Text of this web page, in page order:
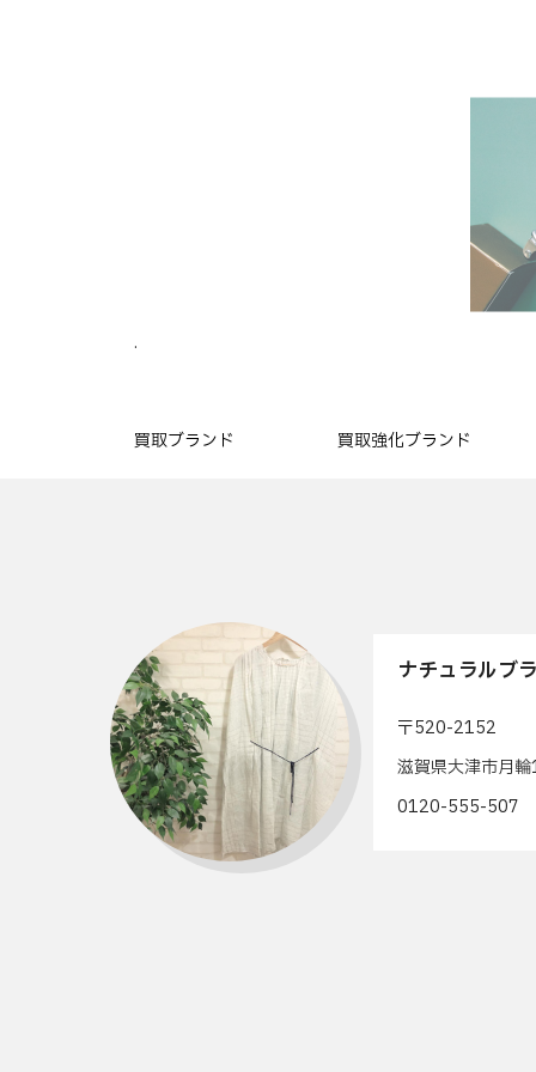
.
買取ブランド 買取強化ブランド
ナチュラルブ
〒520-2152
滋賀県大津市月
0120-555-507